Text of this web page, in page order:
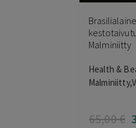
Malminiitty
Health &
65,00€